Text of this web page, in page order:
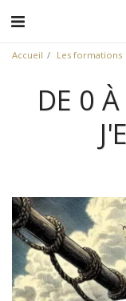
Accueil Les formations
DE 0